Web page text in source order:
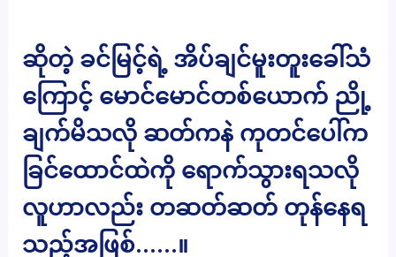
ဆိုတဲ့ ခင်မြင့်ရဲ့ အိပ်ချင်မူးတူးခေါ်သံ
ကြောင့် မောင်မောင်တစ်ယောက် ညို့
ချက်မိသလို ဆတ်ကနဲ ကုတင်ပေါ်က
ခြင်ထောင်ထဲကို ရောက်သွားရသလို
လူဟာလည်း တဆတ်ဆတ် တုန်နေရ
သည့်အဖြစ်……။